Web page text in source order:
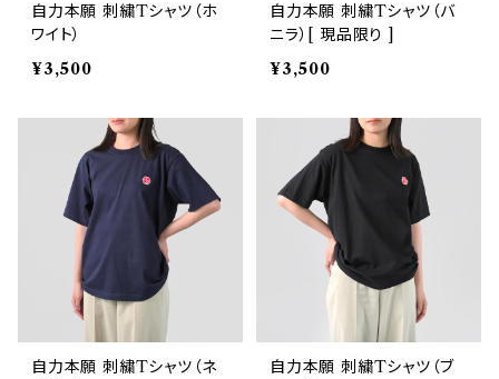
自力本願 刺繍Tシャツ（ホ
ワイト）
¥3,500
自力本願 刺繍Tシャツ（バ
ニラ）[ 現品限り ]
¥3,500
自力本願 刺繍Tシャツ（ネ
自力本願 刺繍Tシャツ（ブ